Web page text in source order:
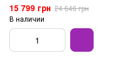
15 799 грн 24 646 грн
В наличии